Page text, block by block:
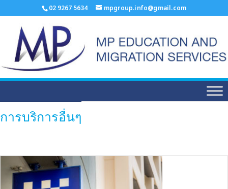
02 9267 5634 mpgroup.info@gmail.com
การบริการอื่นๆ